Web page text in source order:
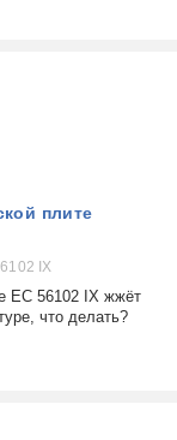
плите
IX
EC 56102 IX жжёт
что делать?